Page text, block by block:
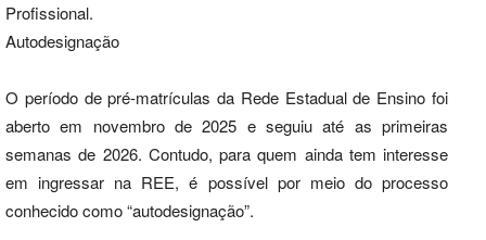
Profissional.
Autodesignação
O período de pré-matrículas da Rede Estadual de Ensino foi
aberto em novembro de 2025 e seguiu até as primeiras
semanas de 2026. Contudo, para quem ainda tem interesse
em ingressar na REE, é possível por meio do processo
conhecido como “autodesignação”.